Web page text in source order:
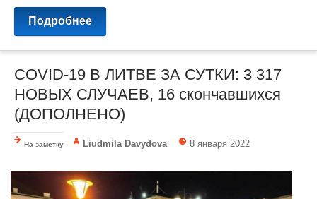
Подробнее
COVID-19 В ЛИТВЕ ЗА СУТКИ: 3 317
НОВЫХ СЛУЧАЕВ, 16 скончавшихся
(ДОПОЛНЕНО)
На заметку Liudmila Davydova 8 января 2022